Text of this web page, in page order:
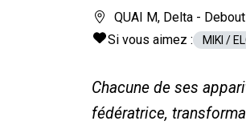
QUAI M, Delta -
Si vous aimez :
MIKI /
Chacune de ses
fédératrice,